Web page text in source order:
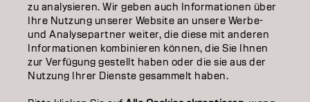
INSPIRATION
EDUCATION
ÜBER
zu analysieren. Wir geben auch Informationen über
Ihre Nutzung unserer Website an unsere Werbe-
und Analysepartner weiter, die diese mit anderen
Informationen kombinieren können, die Sie Ihnen
zur Verfügung gestellt haben oder die sie aus der
Nutzung Ihrer Dienste gesammelt haben.